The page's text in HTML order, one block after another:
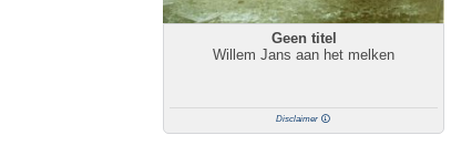
Geen titel
Willem Jans aan het melken
Disclaimer